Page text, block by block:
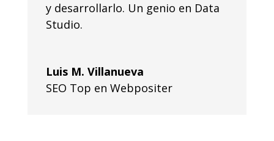
y desarrollarlo. Un genio en Data
Studio.
Luis M. Villanueva
SEO Top en Webpositer